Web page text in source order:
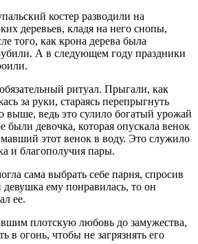
костер разводили на
деревьев, кладя на него снопы,
того, как крона дерева была
А в следующем году праздники
ритуал. Прыгали, как
за руки, стараясь перепрыгнуть
выше, ведь это сулило богатый урожай
были девочка, которая опускала венок
этот венок в воду. Это служило
и благополучия пары.
сама выбрать себе парня, спросив
ему понравилась, то он
ее.
плотскую любовь до замужества,
в огонь, чтобы не загрязнять его